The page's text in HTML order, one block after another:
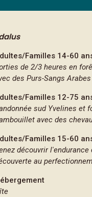
Familles 14-60
de 2/3 heures en
des Purs-Sangs Arabes
Familles 12-75
sud Yvelines et
avec des
Familles 15-60
découvrir l'endurance
au